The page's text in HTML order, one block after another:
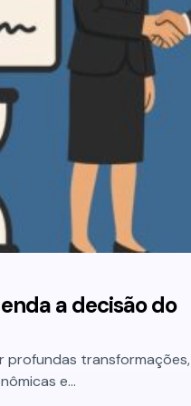
a decisão do
profundas transformações,
e…